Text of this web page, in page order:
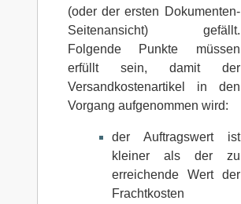
(oder der ersten Dokumenten-
Seitenansicht) gefällt.
Folgende Punkte müssen
erfüllt sein, damit der
Versandkostenartikel in den
Vorgang aufgenommen wird:
der Auftragswert ist
kleiner als der zu
erreichende Wert der
Frachtkosten